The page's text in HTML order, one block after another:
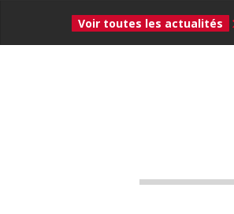
Voir toutes les actualités